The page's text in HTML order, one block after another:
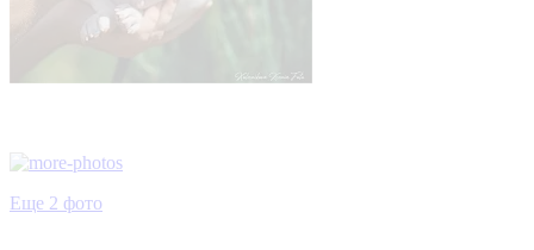
Еще 2 фото